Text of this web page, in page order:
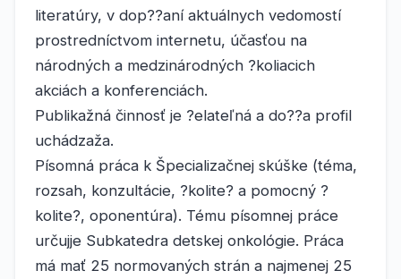
literatúry, v dop??aní aktuálnych vedomostí
prostredníctvom internetu, účasťou na
národných a medzinárodných ?koliacich
akciách a konferenciách.
Publikažná činnosť je ?elateľná a do??a profil
uchádzaža.
Písomná práca k Špecializačnej skúške (téma,
rozsah, konzultácie, ?kolite? a pomocný ?
kolite?, oponentúra). Tému písomnej práce
určujje Subkatedra detskej onkológie. Práca
má mať 25 normovaných strán a najmenej 25